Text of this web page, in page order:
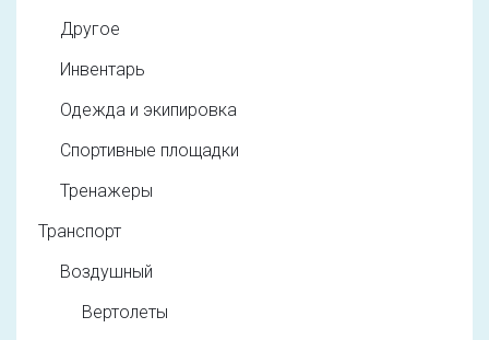
Другое
Инвентарь
Одежда и экипировка
Спортивные площадки
Тренажеры
Транспорт
Воздушный
Вертолеты